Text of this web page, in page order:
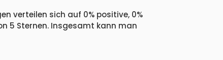
verteilen sich auf 0% positive, 0%
5 Sternen. Insgesamt kann man